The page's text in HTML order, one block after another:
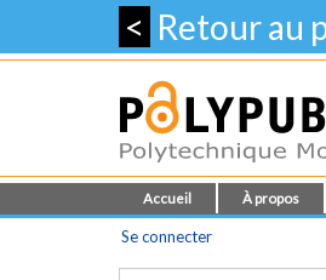
< Retour au
Accueil À propos
Se connecter